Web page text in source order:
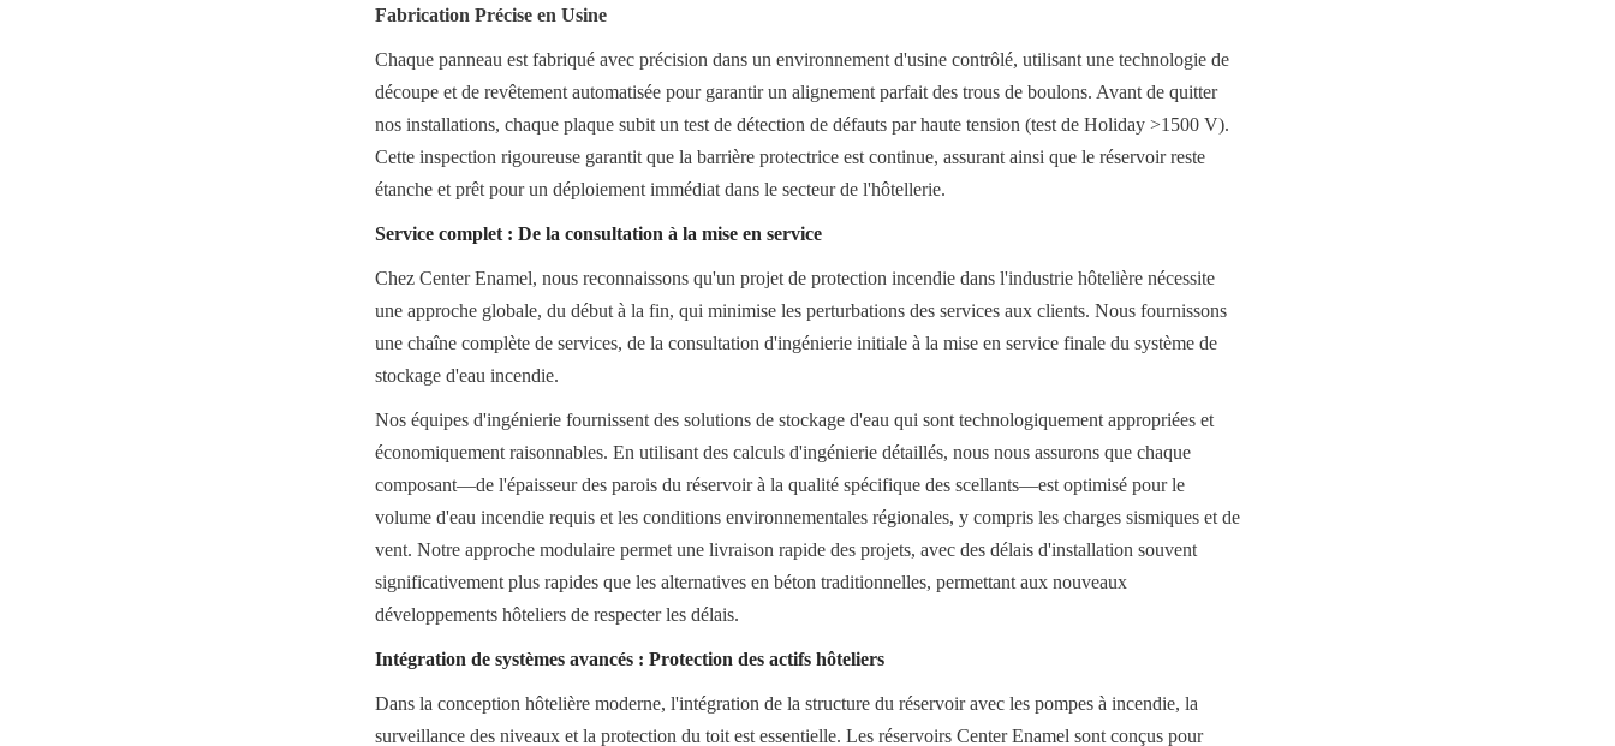
Fabrication Précise en Usine
Chaque panneau est fabriqué avec précision dans un environnement d'usine contrôlé, utilisant une technologie de
découpe et de revêtement automatisée pour garantir un alignement parfait des trous de boulons. Avant de quitter
nos installations, chaque plaque subit un test de détection de défauts par haute tension (test de Holiday >1500 V).
Cette inspection rigoureuse garantit que la barrière protectrice est continue, assurant ainsi que le réservoir reste
étanche et prêt pour un déploiement immédiat dans le secteur de l'hôtellerie.
Service complet : De la consultation à la mise en service
Chez Center Enamel, nous reconnaissons qu'un projet de protection incendie dans l'industrie hôtelière nécessite
une approche globale, du début à la fin, qui minimise les perturbations des services aux clients. Nous fournissons
une chaîne complète de services, de la consultation d'ingénierie initiale à la mise en service finale du système de
stockage d'eau incendie.
Nos équipes d'ingénierie fournissent des solutions de stockage d'eau qui sont technologiquement appropriées et
économiquement raisonnables. En utilisant des calculs d'ingénierie détaillés, nous nous assurons que chaque
composant—de l'épaisseur des parois du réservoir à la qualité spécifique des scellants—est optimisé pour le
volume d'eau incendie requis et les conditions environnementales régionales, y compris les charges sismiques et de
vent. Notre approche modulaire permet une livraison rapide des projets, avec des délais d'installation souvent
significativement plus rapides que les alternatives en béton traditionnelles, permettant aux nouveaux
développements hôteliers de respecter les délais.
Intégration de systèmes avancés : Protection des actifs hôteliers
Dans la conception hôtelière moderne, l'intégration de la structure du réservoir avec les pompes à incendie, la
surveillance des niveaux et la protection du toit est essentielle. Les réservoirs Center Enamel sont conçus pour